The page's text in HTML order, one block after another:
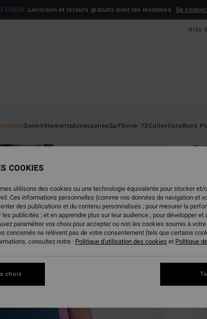
CREW Livraison et retours gratuits pour les membres Se
Aide
SwimVêtementsAccessoiresSurfSince '73CollectionsBons
2/
COOKIES
utilisons des cookies ou une technologie équivalente pour stocker et/
Ces informations personnelles (comme vos données de navigation et
des publications et du contenu personnalisés ; pour mesurer la
publicités ; et en apprendre plus sur leur audience ; pour développer et
paramétrer vos choix pour accepter ou non les cookies soumis à
concernés ne relèvent pas de votre consentement (tels que certains
consultez notre : Politique d'utilisation des cookies et Politique
choix